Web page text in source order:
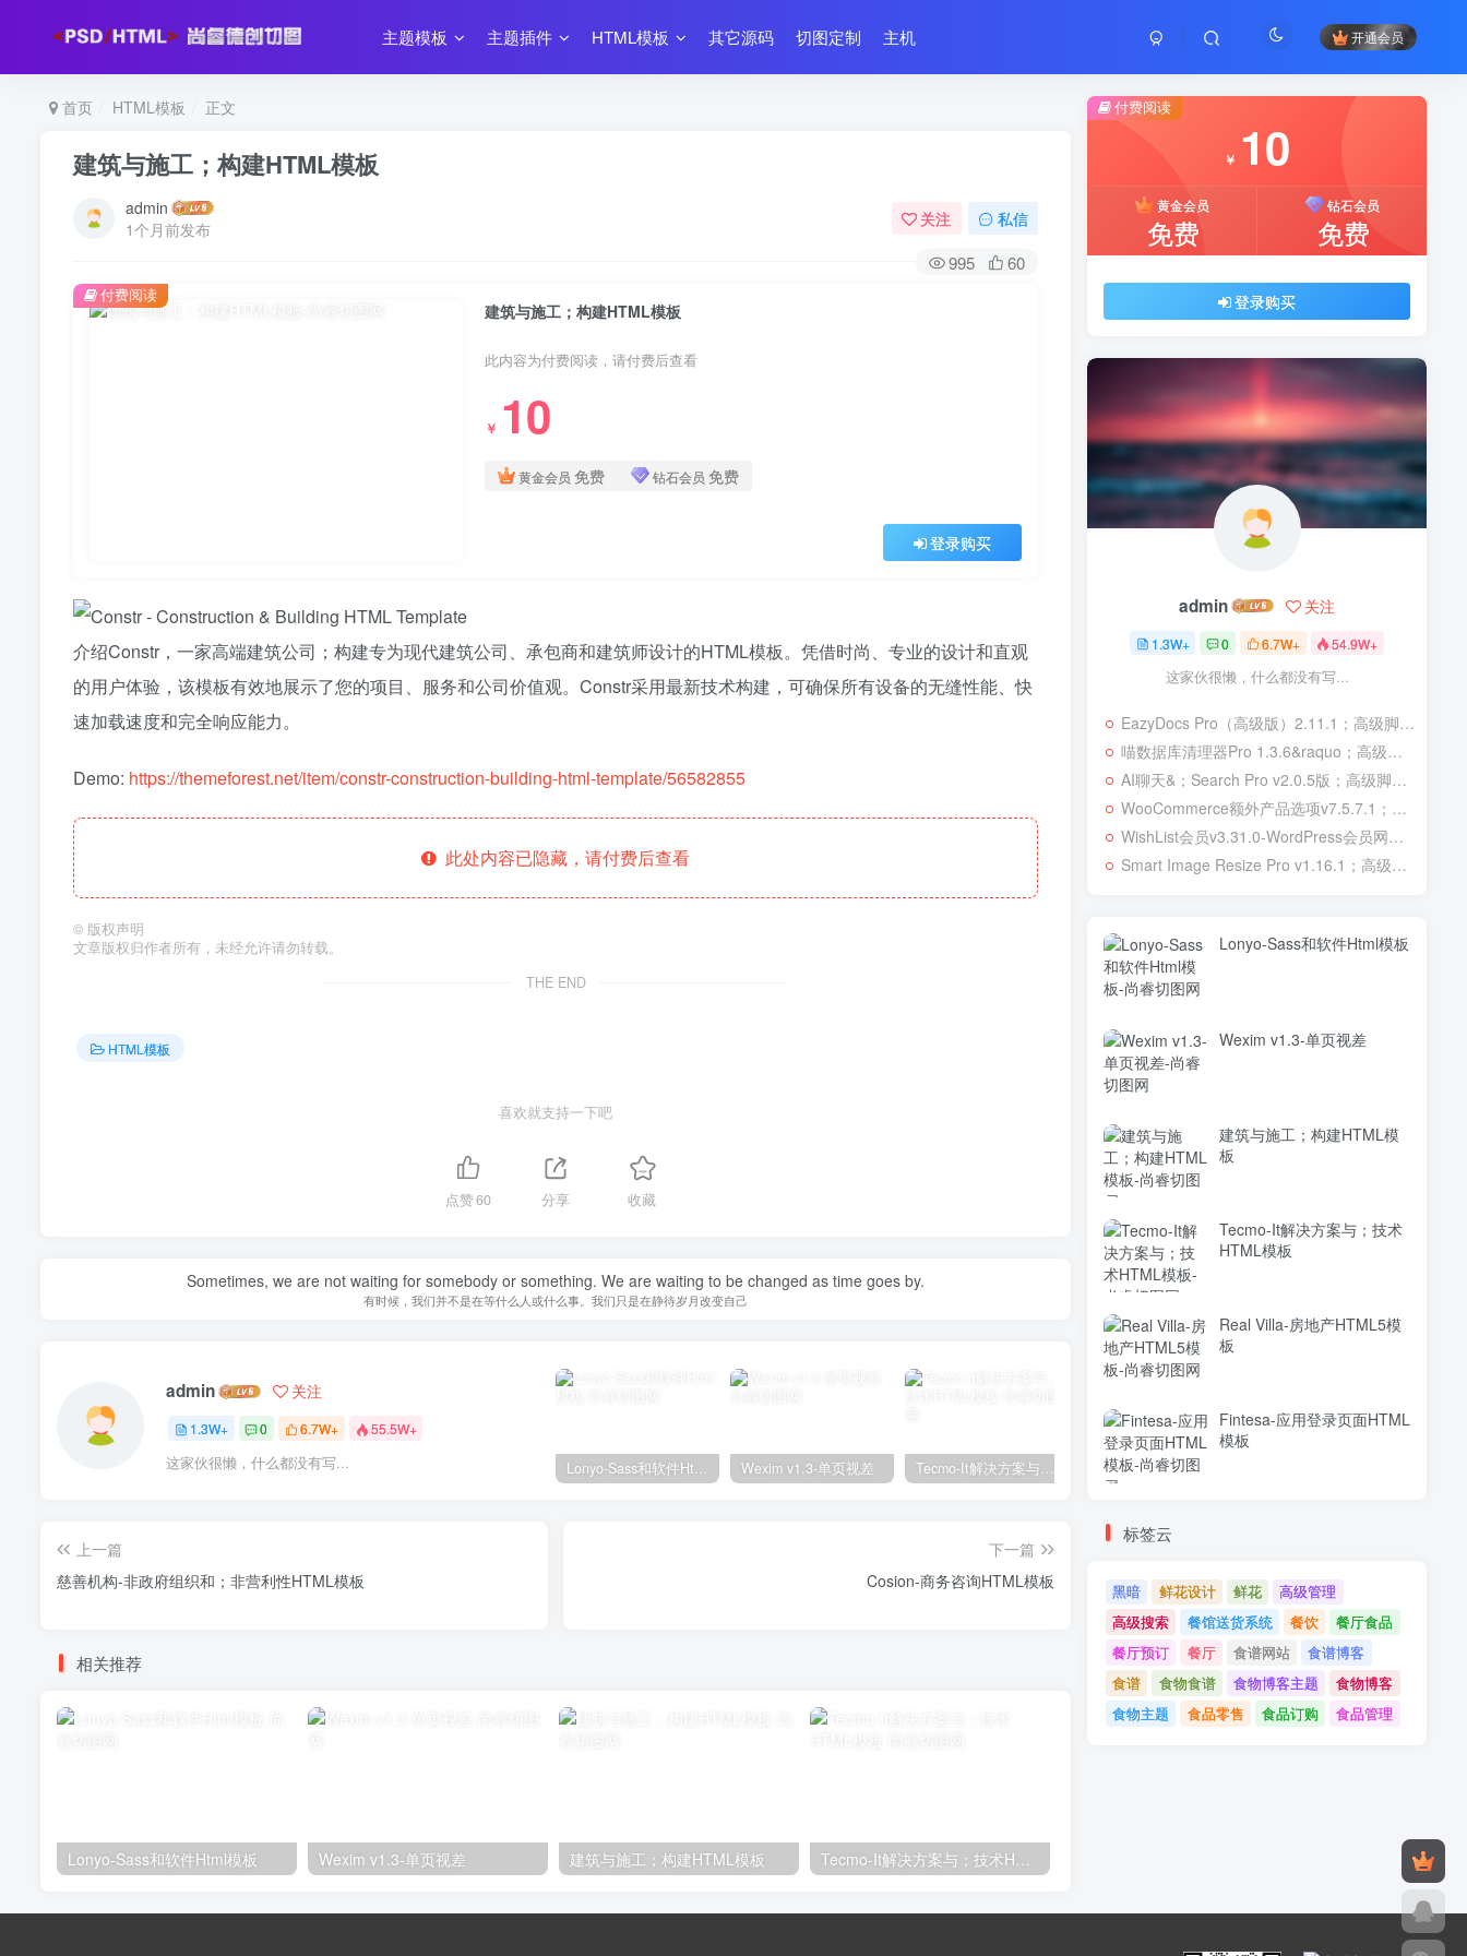
主题模板 主题插件 HTML模板 其它源码 切图定制 主机 开通会员
首页 HTML模板 正文
建筑与施工；构建HTML模板
admin
1个月前发布
关注 私信
995 60
建筑与施工；构建HTML模板
此内容为付费阅读，请付费后查看
￥ 10
黄金会员 免费 钻石会员 免费
登录购买
付费阅读
介绍Constr，一家高端建筑公司；构建专为现代建筑公司、承包商和建筑师设计的HTML模板。凭借时尚、专业的设计和直观
的用户体验，该模板有效地展示了您的项目、服务和公司价值观。Constr采用最新技术构建，可确保所有设备的无缝性能、快
速加载速度和完全响应能力。
Demo: https://themeforest.net/item/constr-construction-building-html-template/56582855
此处内容已隐藏，请付费后查看
© 版权声明
文章版权归作者所有，未经允许请勿转载。
THE END
HTML模板
喜欢就支持一下吧
点赞60 分享 收藏
Sometimes, we are not waiting for somebody or something. We are waiting to be changed as time goes by.
有时候，我们并不是在等什么人或什么事。我们只是在静待岁月改变自己
admin 关注
1.3W+ 0 6.7W+ 55.5W+
这家伙很懒，什么都没有写... Lonyo-Sass和软件Html模板 Wexim v1.3-单页视差 Tecmo-It解决方案与；技术HTML模板
上一篇
慈善机构-非政府组织和；非营利性HTML模板
下一篇
Cosion-商务咨询HTML模板
相关推荐
Lonyo-Sass和软件Html模板 Wexim v1.3-单页视差 建筑与施工；构建HTML模板 Tecmo-It解决方案与；技术HTML模板
付费阅读
￥ 10
黄金会员
免费
钻石会员
免费
登录购买
admin 关注
1.3W+ 0 6.7W+ 54.9W+
这家伙很懒，什么都没有写...
EazyDocs Pro（高级版）2.11.1；高级脚本、插件和；移动
喵数据库清理器Pro 1.3.6&raquo；高级脚本、插件和；移动
AI聊天&；Search Pro v2.0.5版；高级脚本、插件和；移动
WooCommerce额外产品选项v7.5.7.1；高级脚本、插件和；移动
WishList会员v3.31.0-WordPress会员网站；高级脚本、插件和；移动
Smart Image Resize Pro v1.16.1；高级脚本、插件和；移动
Lonyo-Sass和软件Html模板
Wexim v1.3-单页视差
建筑与施工；构建HTML模
板
Tecmo-It解决方案与；技术
HTML模板
Real Villa-房地产HTML5模
板
Fintesa-应用登录页面HTML
模板
标签云
黑暗 鲜花设计 鲜花
高级管理
高级搜索
餐馆送货系统 餐饮
餐厅食品
餐厅预订
餐厅 食谱网站
食谱博客
食谱
食物食谱 食物博客主题
食物博客
食物主题
食品零售 食品订购 食品管理